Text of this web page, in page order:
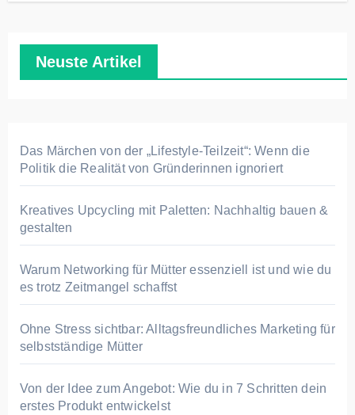
Neuste Artikel
Das Märchen von der „Lifestyle-Teilzeit“: Wenn die
Politik die Realität von Gründerinnen ignoriert
Kreatives Upcycling mit Paletten: Nachhaltig bauen &
gestalten
Warum Networking für Mütter essenziell ist und wie du
es trotz Zeitmangel schaffst
Ohne Stress sichtbar: Alltagsfreundliches Marketing für
selbstständige Mütter
Von der Idee zum Angebot: Wie du in 7 Schritten dein
erstes Produkt entwickelst